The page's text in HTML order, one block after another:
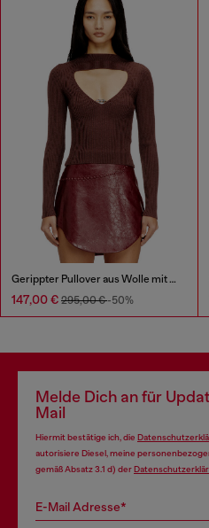
Gerippter Pullover aus Wolle mit Ausschnitt
147,00 € 295,00 €-50%
Melde Dich an für
Mail
Hiermit bestätige ich, die
autorisiere Diesel, meine
gemäß Absatz 3.1 d) der
E-Mail Adresse*